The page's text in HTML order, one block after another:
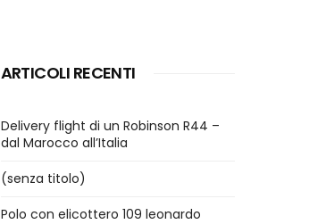
ARTICOLI RECENTI
Delivery flight di un Robinson R44 –
dal Marocco all’Italia
(senza titolo)
Polo con elicottero 109 leonardo